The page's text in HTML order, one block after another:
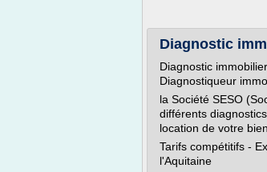
Diagnostic
Diagnostic
Diagnostiqueur
la Société SESO
différents
location de votre bien.
Tarifs compétitifs -
l'Aquitaine